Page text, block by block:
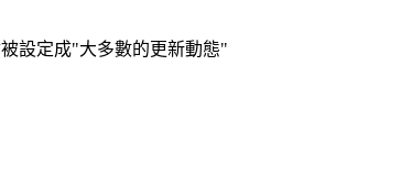
設定成"大多數的更新動態"